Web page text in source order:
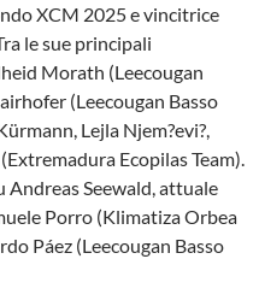
XCM 2025 e vincitrice
le sue principali
Morath (Leecougan
(Leecougan Basso
Lejla Njem?evi?,
Ecopilas Team).
Andreas Seewald, attuale
Porro (Klimatiza Orbea
Páez (Leecougan Basso